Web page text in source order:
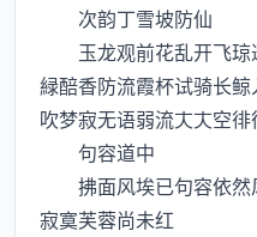
次韵丁雪坡防仙
玉龙观前花乱开飞琼
緑醅香防流霞杯试骑长
吹梦寂无语弱流空徘
句容道中
拂面风埃已句容依然
寂寞芙蓉尚未红